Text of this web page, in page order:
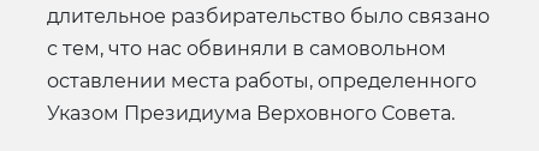
длительное разбирательство было связано
с тем, что нас обвиняли в самовольном
оставлении места работы, определенного
Указом Президиума Верховного Совета.